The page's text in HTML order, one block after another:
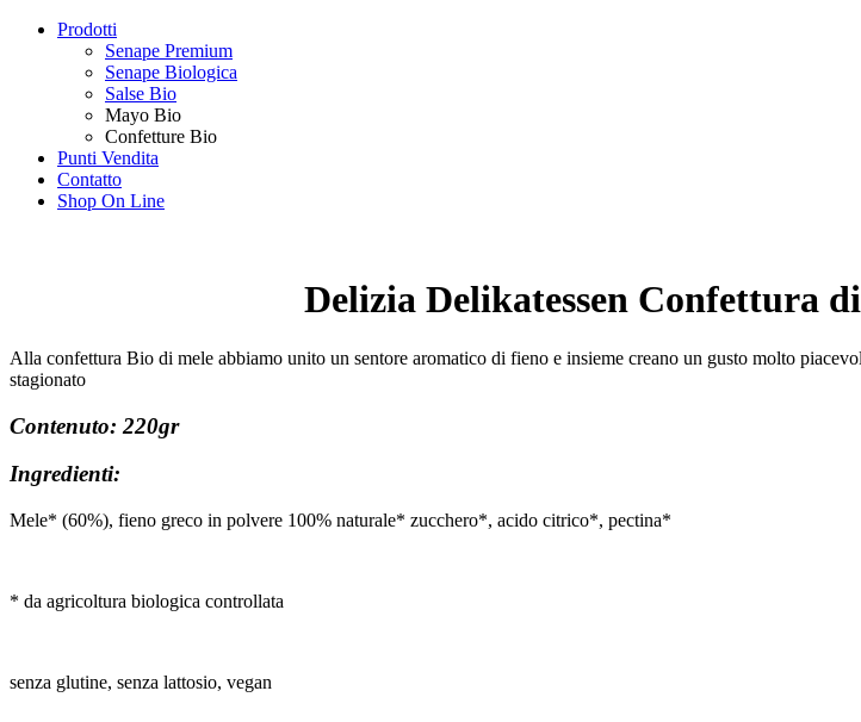
Prodotti
Senape Premium
Senape Biologica
Salse Bio
Mayo Bio
Confetture Bio
Punti Vendita
Contatto
Shop On Line
Delizia Delikatessen Confettura
Alla confettura Bio di mele abbiamo unito un sentore aromatico di fieno e insieme creano un gusto molto
stagionato
Contenuto: 220gr
Ingredienti:
Mele* (60%), fieno greco in polvere 100% naturale* zucchero*, acido citrico*, pectina*
* da agricoltura biologica controllata
senza glutine, senza lattosio, vegan